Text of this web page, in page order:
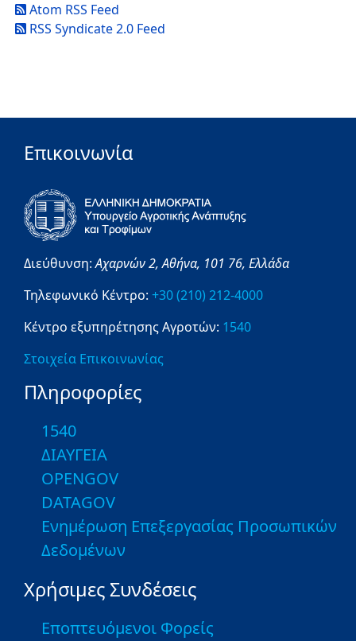
Atom RSS Feed
RSS Syndicate 2.0 Feed
Επικοινωνία
Διεύθυνση:Αχαρνών 2,Αθήνα, 101 76, Ελλάδα
Τηλεφωνικό Κέντρο: +30 (210) 212-4000
Κέντρο εξυπηρέτησης Αγροτών: 1540
Στοιχεία Επικοινωνίας
Πληροφορίες
1540
ΔΙΑΥΓΕΙΑ
OPENGOV
DATAGOV
Ενημέρωση Επεξεργασίας Προσωπικών
Δεδομένων
Χρήσιμες Συνδέσεις
Εποπτευόμενοι Φορείς